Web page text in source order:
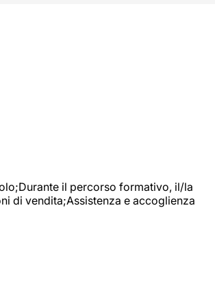
il percorso formativo, il/la
di vendita;Assistenza e accoglienza